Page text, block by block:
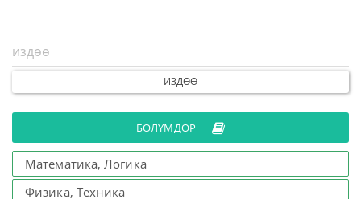
ИЗДӨӨ
БӨЛҮМДӨР
Математика, Логика
Физика, Техника